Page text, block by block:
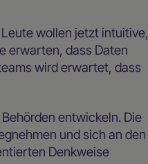
wollen jetzt intuitive,
erwarten, dass Daten
wird erwartet, dass
entwickeln. Die
und sich an den
Denkweise